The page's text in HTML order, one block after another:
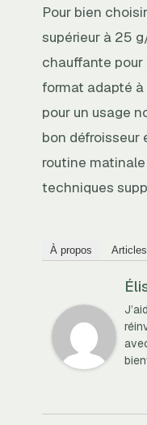
Pour bien
supérieur à 25
chauffante pour
format adapté à
pour un usage
bon défroisseur
routine
techniques
À propos